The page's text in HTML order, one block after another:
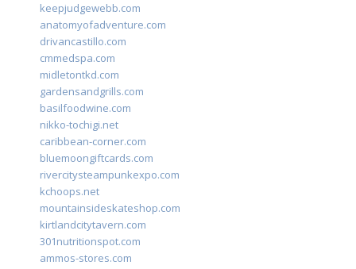
keepjudgewebb.com
anatomyofadventure.com
drivancastillo.com
cmmedspa.com
midletontkd.com
gardensandgrills.com
basilfoodwine.com
nikko-tochigi.net
caribbean-corner.com
bluemoongiftcards.com
rivercitysteampunkexpo.com
kchoops.net
mountainsideskateshop.com
kirtlandcitytavern.com
301nutritionspot.com
ammos-stores.com